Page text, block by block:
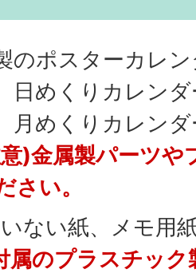
のポスターカレ
日めくりカレン
月めくりカレンダ
)金属製パーツや
さい。
ない紙、メモ用
属のプラスチッ